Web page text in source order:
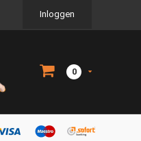
Inloggen
0